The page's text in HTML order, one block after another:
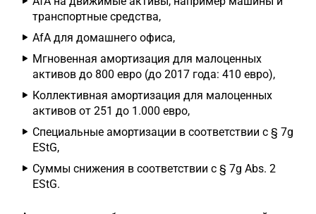
транспортные средства,
AfA для домашнего офиса,
Мгновенная амортизация для малоценных
активов до 800 евро (до 2017 года: 410 евро),
Коллективная амортизация для малоценных
активов от 251 до 1.000 евро,
Специальные амортизации в соответствии с § 7g
EStG,
Суммы снижения в соответствии с § 7g Abs. 2
EStG.